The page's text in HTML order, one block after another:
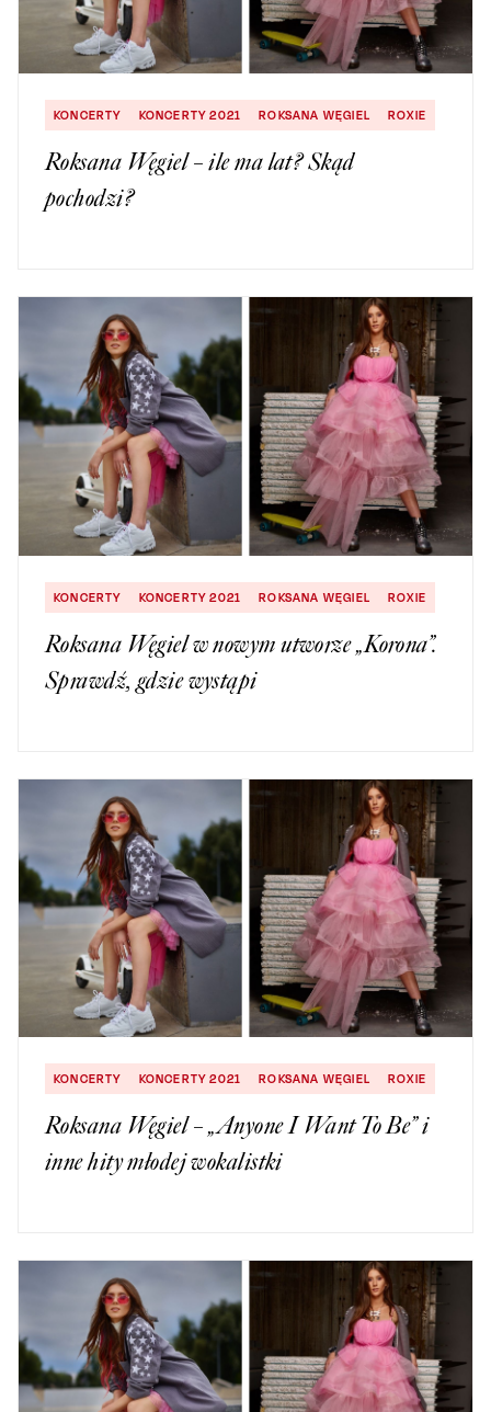
KONCERTY KONCERTY 2021 ROKSANA WĘGIEL ROXIE
Roksana Węgiel – ile ma lat? Skąd
pochodzi?
KONCERTY KONCERTY 2021 ROKSANA WĘGIEL ROXIE
Roksana Węgiel w nowym utworze „Korona”.
Sprawdź, gdzie wystąpi
KONCERTY KONCERTY 2021 ROKSANA WĘGIEL ROXIE
Roksana Węgiel – „Anyone I Want To Be” i
inne hity młodej wokalistki